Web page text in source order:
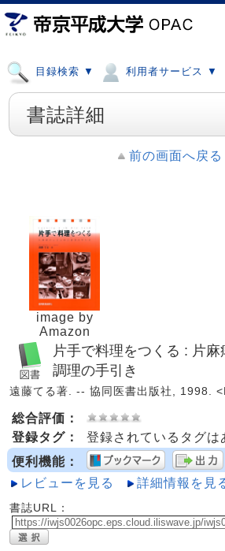
目録検索 ▼ 利用者サービス ▼
書誌詳細
前の画面へ戻る
image by
Amazon
片手で料理をつくる : 片
調理の手引き
遠藤てる著. -- 協同医書出版社, 1998.
総合評価：
登録タグ：
登録されているタグは
便利機能：
レビューを見る
詳細情報を見
書誌URL：